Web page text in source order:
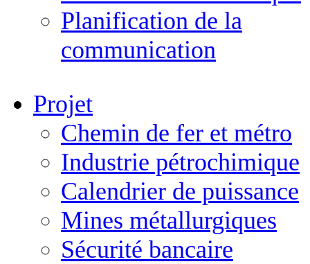
Planification de la
communication
Projet
Chemin de fer et métro
Industrie pétrochimique
Calendrier de puissance
Mines métallurgiques
Sécurité bancaire